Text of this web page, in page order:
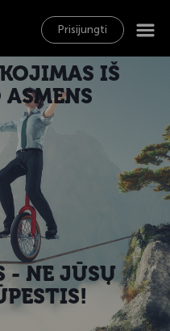
Prisijungti
IŠ
- NE JŪSŲ